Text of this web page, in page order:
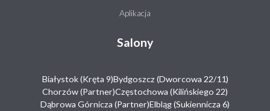
Aplikacja
Salony
Białystok (Kręta 9)Bydgoszcz (Dworcowa 22/11)
Chorzów (Partner)Częstochowa (Kilińskiego 22)
Dąbrowa Górnicza (Partner)Elbląg (Sukiennicza 6)